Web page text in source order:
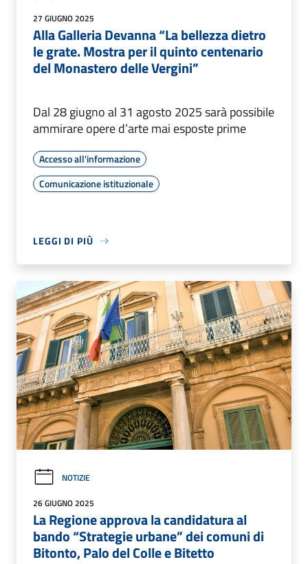
27 GIUGNO 2025
Alla Galleria Devanna “La bellezza dietro
le grate. Mostra per il quinto centenario
del Monastero delle Vergini”
Dal 28 giugno al 31 agosto 2025 sarà possibile
ammirare opere d’arte mai esposte prime
Accesso all'informazione
Comunicazione istituzionale
LEGGI DI PIÙ
NOTIZIE
26 GIUGNO 2025
La Regione approva la candidatura al
bando “Strategie urbane” dei comuni di
Bitonto, Palo del Colle e Bitetto